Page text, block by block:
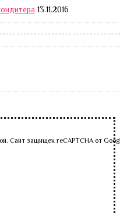
13.11.2016
Сайт защищен reCAPTCHA от